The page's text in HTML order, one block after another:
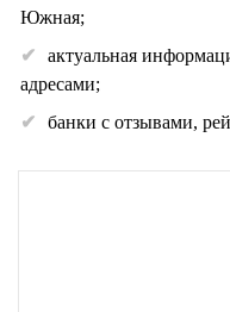
Южная;
актуальная
адресами;
банки с отзывами,